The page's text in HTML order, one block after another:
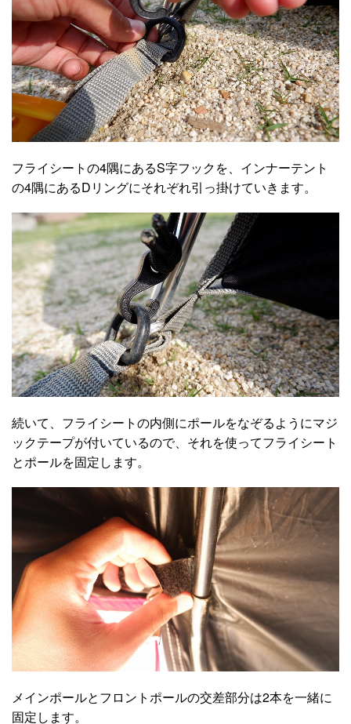
フライシートの4隅にあるS字フックを、インナーテント
の4隅にあるDリングにそれぞれ引っ掛けていきます。
続いて、フライシートの内側にポールをなぞるようにマジ
ックテープが付いているので、それを使ってフライシート
とポールを固定します。
メインポールとフロントポールの交差部分は2本を一緒に
固定します。